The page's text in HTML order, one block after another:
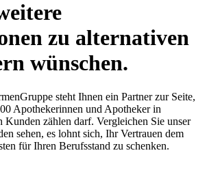
zu alternativen
wünschen.
steht Ihnen ein Partner zur Seite,
Apothekerinnen und Apotheker in
Kunden zählen darf. Vergleichen Sie unser
sehen, es lohnt sich, Ihr Vertrauen dem
für Ihren Berufsstand zu schenken.